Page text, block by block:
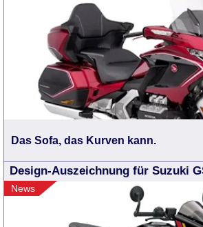
Das Sofa, das Kurven kann.
Design-Auszeichnung für Suzuki
News